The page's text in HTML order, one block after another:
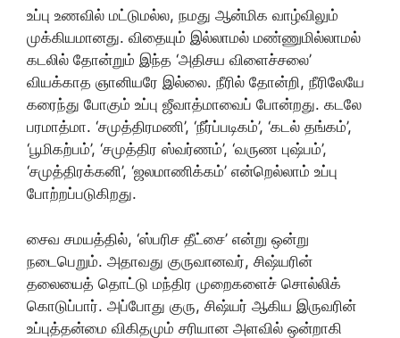
உப்பு உணவில் மட்டுமல்ல, நமது ஆன்மிக வாழ்விலும்
முக்கியமானது. விதையும் இல்லாமல் மண்ணுமில்லாமல்
கடலில் தோன்றும் இந்த ‘அதிசய விளைச்சலை’
வியக்காத ஞானியரே இல்லை. நீரில் தோன்றி, நீரிலேயே
கரைந்து போகும் உப்பு ஜீவாத்மாவைப் போன்றது. கடலே
பரமாத்மா. ‘சமுத்திரமணி’, ‘நீர்ப்படிகம்’, ‘கடல் தங்கம்’,
‘பூமிகற்பம்’, ‘சமுத்திர ஸ்வர்ணம்’, ‘வருண புஷ்பம்’,
‘சமுத்திரக்கனி’, ‘ஜலமாணிக்கம்’ என்றெல்லாம் உப்பு
போற்றப்படுகிறது.
சைவ சமயத்தில், ‘ஸ்பரிச தீட்சை’ என்று ஒன்று
நடைபெறும். அதாவது குருவானவர், சிஷ்யரின்
தலையைத் தொட்டு மந்திர முறைகளைச் சொல்லிக்
கொடுப்பார். அப்போது குரு, சிஷ்யர் ஆகிய இருவரின்
உப்புத்தன்மை விகிதமும் சரியான அளவில் ஒன்றாகி